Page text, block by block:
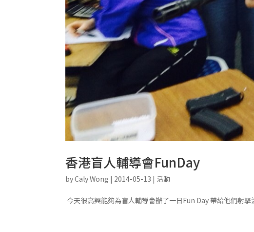
香港盲人輔導會FunDay
byCaly Wong | 2014-05-13 | 活動
今天很高興能夠為盲人輔導會辦了一日Fun Day 帶給他們